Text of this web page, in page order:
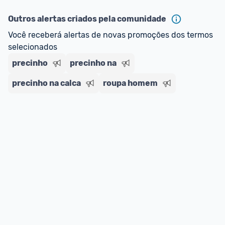
E lembre-se: você sempre pode contar ajuda da
comunidade para tirar dúvidas ou acionar os
nossos Admins marcando
comentário ou através do Fale com o Promobit.
Outros alertas criados pela comunidade
Você receberá alertas de novas promoções dos termos
selecionados
precinho
precinho na
precinho na calca roupa homem